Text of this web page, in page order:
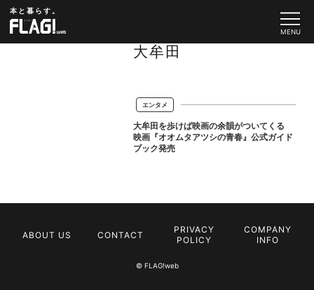
本と暮らす。
大牟田
エンタメ
大牟田を歩けば映画の余韻がついてくる
映画『オオムタアツシの青春』公式ガイド
ブック発売
ABOUT US CONTACT
PRIVACY
POLICY
COMPANY
INFO
© FLAG!web